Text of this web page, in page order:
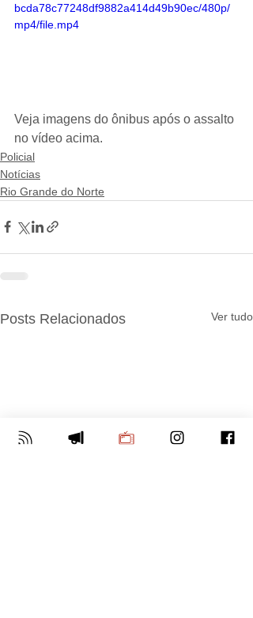
bcda78c77248df9882a414d49b90ec/480p/
mp4/file.mp4
Veja imagens do ônibus após o assalto
no vídeo acima.
Policial
Notícias
Rio Grande do Norte
Posts Relacionados Ver tudo